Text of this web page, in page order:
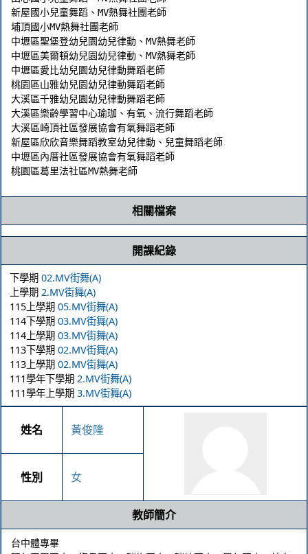
新屋國小兒童舞蹈、MV熱舞社團老師
埔頂國小MV熱舞社團老師
中壢區聖堡登幼兒園幼兒律動、MV熱舞老師
中壢區美爾頓幼兒園幼兒律動、MV熱舞老師
中壢區愛比幼兒園幼兒律動舞蹈老師
桃園區山雅幼兒園幼兒律動舞蹈老師
大溪區千雅幼兒園幼兒律動舞蹈老師
大溪區樂齡學習中心瑜珈、有氧、流行舞蹈老師
大溪區崎頂社區發展協會有氧舞蹈老師
新屋區欣欣音樂舞蹈教室幼兒律動、兒童舞蹈老師
中壢區內厝社區發展協會有氧舞蹈老師
相關檔案
開課紀錄
下學期 02.MV街舞(A)
上學期 2.MV街舞(A)
115上學期 05.MV街舞(A)
114下學期 03.MV街舞(A)
114上學期 03.MV街舞(A)
113下學期 02.MV街舞(A)
113上學期 02.MV街舞(A)
111學年下學期 2.MV街舞(A)
111學年上學期 3.MV街舞(A)
姓名 黃俊隆
性別 女
教師簡介
台中體專畢